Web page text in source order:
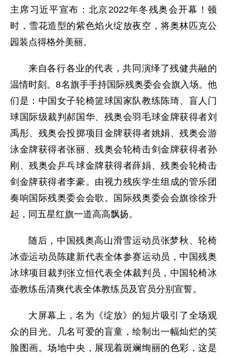
主席习近平宣布：北京2022年冬残奥会开幕！顿
时，雪花造型的紫色焰火绽放夜空，将奥林匹克公
园装点得格外美丽。
来自各行各业的代表，共同演绎了残健共融的
温情时刻。8名旗手手持国际残奥委会会旗入场。他
们是：中国女子轮椅篮球国家队教练陈琦、盲人门
球国际级裁判郝国华、残奥会羽毛球金牌获得者刘
禹彤、残奥会投掷项目金牌获得者姚娟、残奥会游
泳金牌获得者张丽、残奥会轮椅击剑金牌获得者孙
刚、残奥会乒乓球金牌获得者薛娟、残奥会轮椅击
剑金牌获得者李豪。由视力残疾学生组成的管乐团
奏响国际残奥委会会歌。国际残奥委会会旗徐徐升
起，同五星红旗一道高高飘扬。
随后，中国残奥高山滑雪运动员张梦秋、轮椅
冰壶运动员陈建新代表全体参赛运动员，中国残奥
冰球项目裁判张立恒代表全体裁判员，中国轮椅冰
壶教练岳清爽代表全体教练员及官员分别宣誓。
大屏幕上，名为《绽放》的短片吸引了全场观
众的目光。几名可爱的盲童，绘制出一幅灿烂的笑
脸图画。场地中央，展现着斑斓绚丽的色彩，这是